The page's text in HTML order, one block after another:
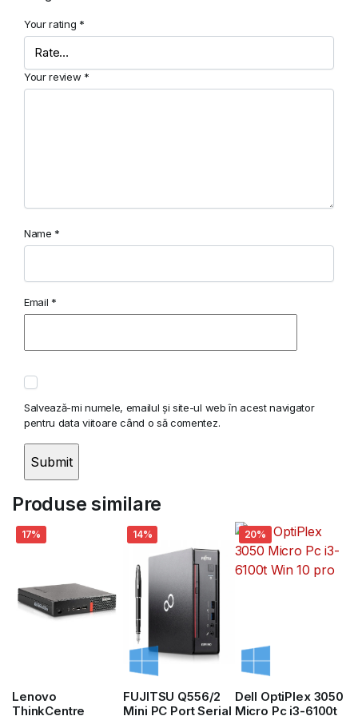
Your rating *
Your review *
Name *
Email *
Salvează-mi numele, emailul și site-ul web în acest navigator
pentru data viitoare când o să comentez.
Produse similare
17%
Lenovo
ThinkCentre
14%
FUJITSU Q556/2
Mini PC Port Serial
20%
Dell OptiPlex 3050
Micro Pc i3-6100t